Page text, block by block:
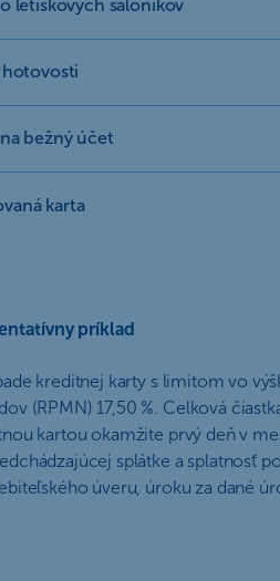
letiskových salónikov
bežný účet
karta
príklad
kreditnej karty s limitom vo
(RPMN) 17,50 %. Celková
kartou okamžite prvý deň v
splátke a splatnosť
úveru, úroku za dané